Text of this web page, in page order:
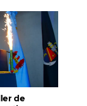
de